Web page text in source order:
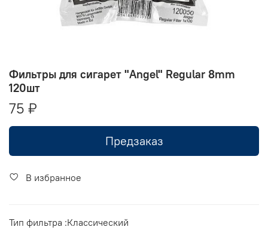
Фильтры для сигарет "Angel" Regular 8mm
120шт
75 ₽
Предзаказ
В избранное
Тип фильтра :Классический